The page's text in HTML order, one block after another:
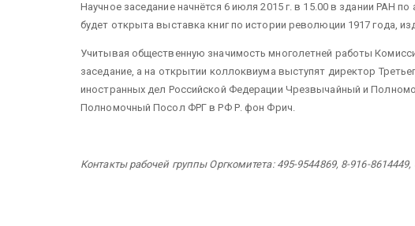
Научное заседаниеначнётся 6 июля 2015 г. в 15.00 в здании РАН
будет открыта выставка книг по истории революции 1917 года,
Учитывая общественную значимость многолетней работы
заседание, а на открытии коллоквиума выступят директор
иностранных дел Российской Федерации Чрезвычайный и
Полномочный Посол ФРГ в РФ Р. фон Фрич.
Контакты рабочей группы Оргкомитета: 495-9544869, 8-916-